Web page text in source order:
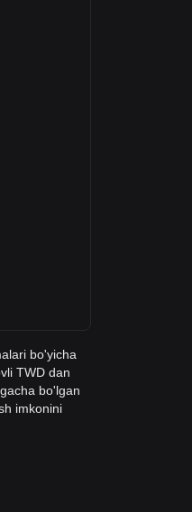
bo'yicha
TWD dan
bo'lgan
imkonini